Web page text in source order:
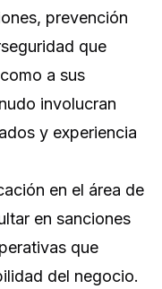
prevención
que
a sus
involucran
y experiencia
en el área de
en sanciones
que
del negocio.